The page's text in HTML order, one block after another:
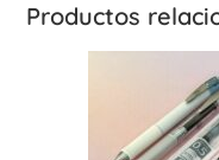
Productos